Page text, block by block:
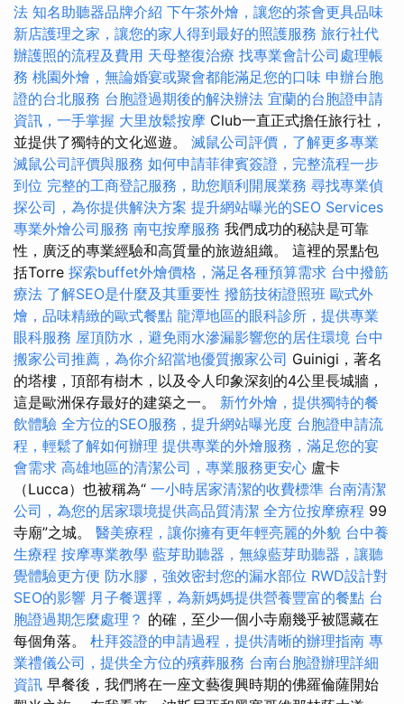
法 知名助聽器品牌介紹 下午茶外燴，讓您的茶會更具品味
新店護理之家，讓您的家人得到最好的照護服務 旅行社代
辦護照的流程及費用 天母整復治療 找專業會計公司處理帳
務 桃園外燴，無論婚宴或聚會都能滿足您的口味 申辦台胞
證的台北服務 台胞證過期後的解決辦法 宜蘭的台胞證申請
資訊，一手掌握 大里放鬆按摩 Club一直正式擔任旅行社，
並提供了獨特的文化巡遊。 滅鼠公司評價，了解更多專業
滅鼠公司評價與服務 如何申請菲律賓簽證，完整流程一步
到位 完整的工商登記服務，助您順利開展業務 尋找專業偵
探公司，為你提供解決方案 提升網站曝光的SEO Services
專業外燴公司服務 南屯按摩服務 我們成功的秘訣是可靠
性，廣泛的專業經驗和高質量的旅遊組織。 這裡的景點包
括Torre 探索buffet外燴價格，滿足各種預算需求 台中撥筋
療法 了解SEO是什麼及其重要性 撥筋技術證照班 歐式外
燴，品味精緻的歐式餐點 龍潭地區的眼科診所，提供專業
眼科服務 屋頂防水，避免雨水滲漏影響您的居住環境 台中
搬家公司推薦，為你介紹當地優質搬家公司 Guinigi，著名
的塔樓，頂部有樹木，以及令人印象深刻的4公里長城牆，
這是歐洲保存最好的建築之一。 新竹外燴，提供獨特的餐
飲體驗 全方位的SEO服務，提升網站曝光度 台胞證申請流
程，輕鬆了解如何辦理 提供專業的外燴服務，滿足您的宴
會需求 高雄地區的清潔公司，專業服務更安心 盧卡
（Lucca）也被稱為“ 一小時居家清潔的收費標準 台南清潔
公司，為您的居家環境提供高品質清潔 全方位按摩療程 99
寺廟”之城。 醫美療程，讓你擁有更年輕亮麗的外貌 台中養
生療程 按摩專業教學 藍芽助聽器，無線藍芽助聽器，讓聽
覺體驗更方便 防水膠，強效密封您的漏水部位 RWD設計對
SEO的影響 月子餐選擇，為新媽媽提供營養豐富的餐點 台
胞證過期怎麼處理？ 的確，至少一個小寺廟幾乎被隱藏在
每個角落。 杜拜簽證的申請過程，提供清晰的辦理指南 專
業禮儀公司，提供全方位的殯葬服務 台南台胞證辦理詳細
資訊 早餐後，我們將在一座文藝復興時期的佛羅倫薩開始